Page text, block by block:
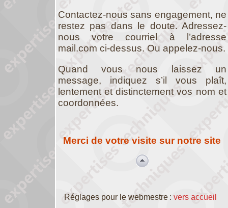
Contactez-nous sans engagement, ne
restez pas dans le doute. Adressez-
nous votre courriel à l’adresse
mail.com ci-dessus. Ou appelez-nous.
Quand vous nous laissez un
message, indiquez s’il vous plaît,
lentement et distinctement vos nom et
coordonnées.
Merci de votre visite sur notre site
Réglages pour le webmestre :vers accueil